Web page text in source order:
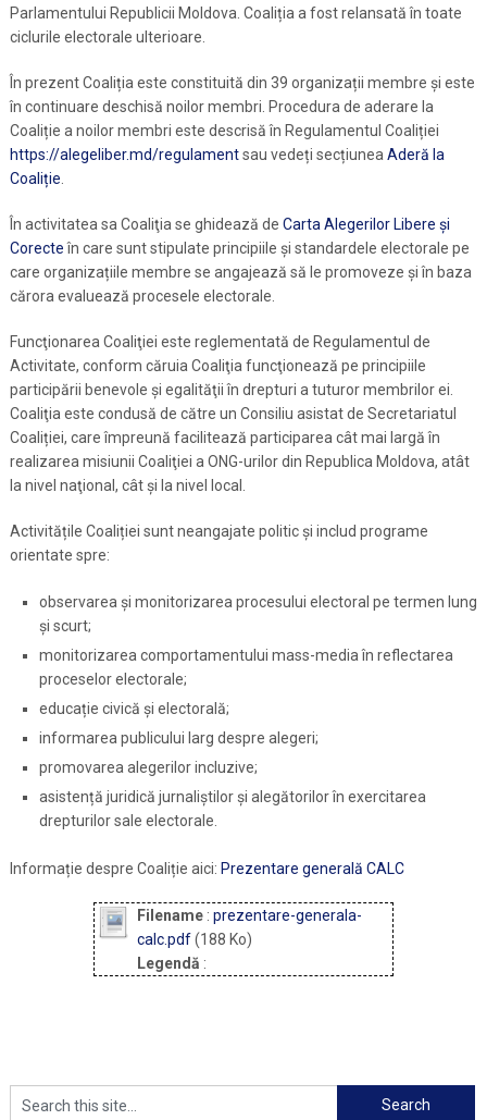
Parlamentului Republicii Moldova. Coaliția a fost relansată în toate
ciclurile electorale ulterioare.
În prezent Coaliția este constituită din 39 organizații membre și este
în continuare deschisă noilor membri. Procedura de aderare la
Coaliție a noilor membri este descrisă în Regulamentul Coaliției
https://alegeliber.md/regulamentsau vedeți secțiuneaAderă la
Coaliție.
În activitatea sa Coaliţia se ghidează de Carta Alegerilor Libere şi
Corecteîn care sunt stipulate principiile şi standardele electorale pe
care organizațiile membre se angajează să le promoveze și în baza
cărora evaluează procesele electorale.
Funcţionarea Coaliţiei este reglementată de Regulamentul de
Activitate, conform căruia Coaliţia funcţionează pe principiile
participării benevole şi egalităţii în drepturi a tuturor membrilor ei.
Coaliţia este condusă de către un Consiliu asistat de Secretariatul
Coaliției, care împreună facilitează participarea cât mai largă în
realizarea misiunii Coaliţiei a ONG-urilor din Republica Moldova, atât
la nivel naţional, cât şi la nivel local.
Activitățile Coaliției sunt neangajate politic și includ programe
orientate spre:
observarea și monitorizarea procesului electoral pe termen lung
și scurt;
monitorizarea comportamentului mass-media în reflectarea
proceselor electorale;
educație civică și electorală;
informarea publicului larg despre alegeri;
promovarea alegerilor incluzive;
asistență juridică jurnaliștilor și alegătorilor în exercitarea
drepturilor sale electorale.
Informație despre Coaliție aici: Prezentare generală CALC
Filename :prezentare-generala-
calc.pdf(188 Ko)
Legendă :